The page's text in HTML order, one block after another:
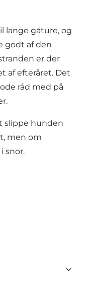
lange gåture, og
godt af den
er der
af efteråret. Det
råd med på
.
slippe hunden
men om
snor.